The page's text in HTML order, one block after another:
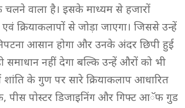
चलने वाला है। इसके माध्यम से हजारों
क्रियाकलापों से जोड़ा जाएगा। जिससे उन्हें
आसान होगा और उनके अंदर छिपी हुई
समाधान नहीं देगा बल्कि उन्हें औरों को भी
के गुण पर सारे क्रियाकलाप आधारित
पीस पोस्टर डिजाइनिंग और गिफ्ट आॅफ गुड